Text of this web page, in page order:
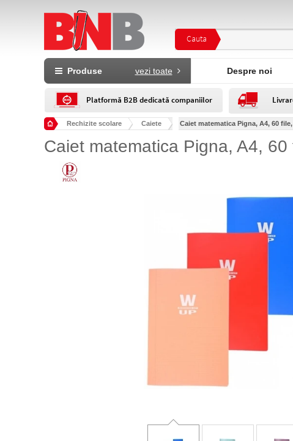
Cauta
Produse vezi toate Despre noi
Platformă B2B dedicată companiilor
Rechizite scolare Caiete Caiet matematica Pigna, A4, 60
Caiet matematica Pigna, A4,